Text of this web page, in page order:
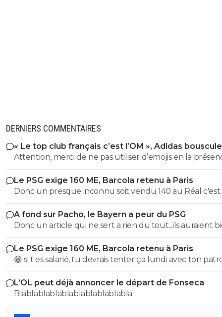
DERNIERS COMMENTAIRES
« Le top club français c’est l’OM », Adidas
PSG
Attention, merci de ne pas utiliser d’emojis en la
Raymond Q qui a un traumatisme de l enfance lié à ces
derniers; pour le soutenir, vous pouvez adhérer à son
association se prétendant faire partie d’une « élite »
se refusant catégoriquement l utilisation d emojis bien
populaire à son goût et surtout incompréhensible
gros globes oculaires de sardines. Cordialement.
Le PSG exige 160 ME, Barcola retenu à Paris
Donc un presque inconnu soit vendu 140 au Réal c'est
normal et un double détenteur de la LDC soit à un
faiblard normal ?? Messieurs les anglais allez vous faire
A fond sur Pacho, le Bayern a peur du PSG
Donc un article qui ne sert a rien du tout...ils auraient
voulu mais finalement non...je peux en écrire 200 des
comme ca !
Le PSG exige 160 ME, Barcola retenu à Paris
😁 si t es salarié, tu devrais tenter ça lundi avec ton
pour voir ce qu’il va te répondre
L’OL peut déjà annoncer le départ de Fonseca
Blablablablablablablablablabla